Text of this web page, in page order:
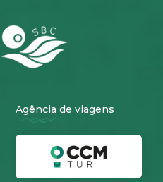
Agência de viagens